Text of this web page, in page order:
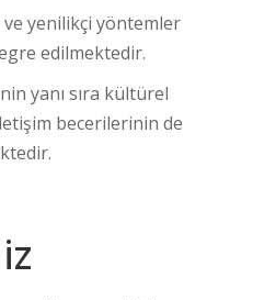
yenilikçi yöntemler
edilmektedir.
yanı sıra kültürel
becerilerinin de